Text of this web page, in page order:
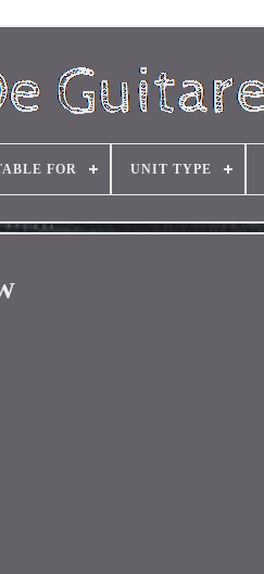
FOR UNIT TYPE